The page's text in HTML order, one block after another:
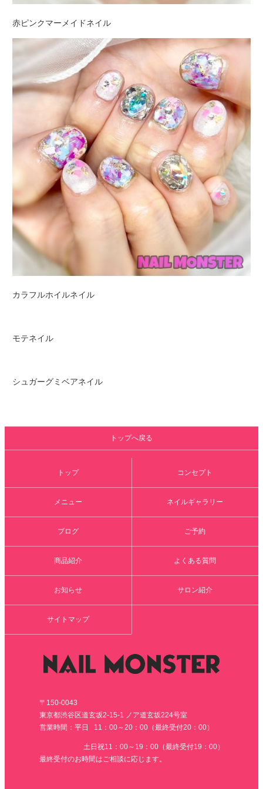
赤ピンクマーメイドネイル
カラフルホイルネイル
モテネイル
シュガーグミベアネイル
トップへ戻る
トップ コンセプト
メニュー ネイルギャラリー
ブログ ご予約
商品紹介 よくある質問
お知らせ サロン紹介
サイトマップ
〒150-0043
東京都渋谷区道玄坂2-15-1 ノア道玄坂224号室
営業時間：平日 11：00～20：00（最終受付20：00）
土日祝11：00～19：00（最終受付19：00）
最終受付のお時間はご相談に応じます。